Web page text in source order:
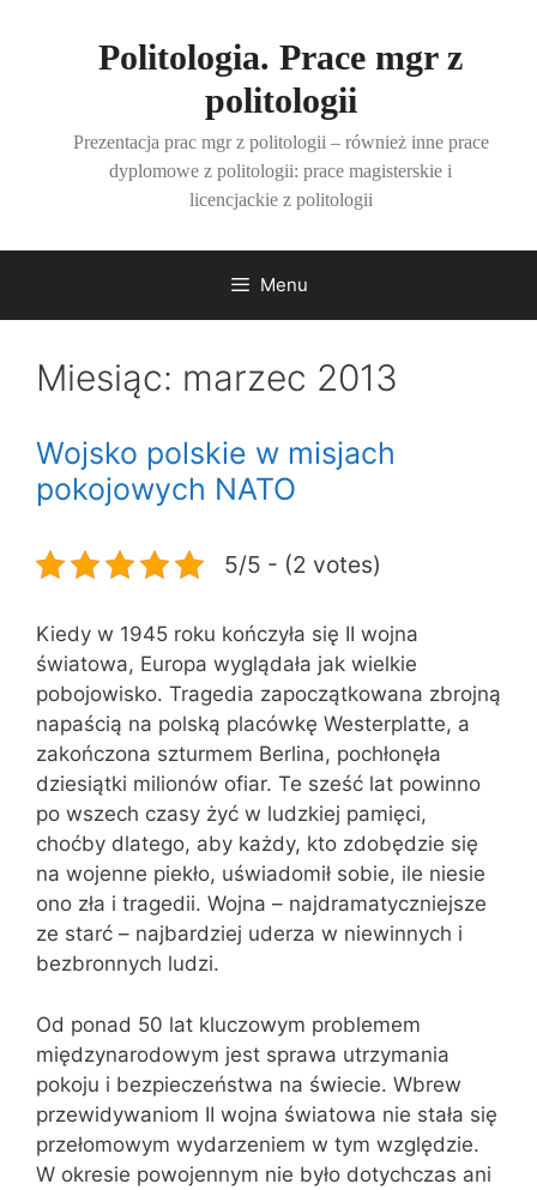
Politologia. Prace mgr z
politologii
Prezentacja prac mgr z politologii – również inne prace
dyplomowe z politologii: prace magisterskie i
licencjackie z politologii
Menu
Miesiąc: marzec 2013
Wojsko polskie w misjach
pokojowych NATO
5/5 - (2 votes)
Kiedy w 1945 roku kończyła się II wojna
światowa, Europa wyglądała jak wielkie
pobojowisko. Tragedia zapoczątkowana zbrojną
napaścią na polską placówkę Westerplatte, a
zakończona szturmem Berlina, pochłonęła
dziesiątki milionów ofiar. Te sześć lat powinno
po wszech czasy żyć w ludzkiej pamięci,
choćby dlatego, aby każdy, kto zdobędzie się
na wojenne piekło, uświadomił sobie, ile niesie
ono zła i tragedii. Wojna – najdramatyczniejsze
ze starć – najbardziej uderza w niewinnych i
bezbronnych ludzi.
Od ponad 50 lat kluczowym problemem
międzynarodowym jest sprawa utrzymania
pokoju i bezpieczeństwa na świecie. Wbrew
przewidywaniom II wojna światowa nie stała się
przełomowym wydarzeniem w tym względzie.
W okresie powojennym nie było dotychczas ani